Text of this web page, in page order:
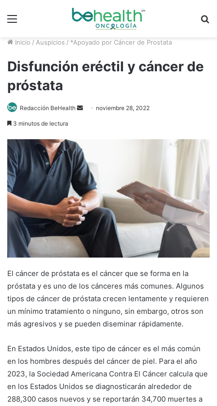
Menú
Inicio / Auspicios / *Apoyado por Cáncer de Prostata
Disfunción eréctil y cáncer de
próstata
Redacción BeHealth
Send noviembre 28, 2022
3 minutos de lectura
El cáncer de próstata es el cáncer que se forma en la
próstata y es uno de los cánceres más comunes. Algunos
tipos de cáncer de próstata crecen lentamente y requieren
un mínimo tratamiento o ninguno, sin embargo, otros son
más agresivos y se pueden diseminar rápidamente.
En Estados Unidos, este tipo de cáncer es el más común
en los hombres después del cáncer de piel. Para el año
2023, la Sociedad Americana Contra El Cáncer calcula que
en los Estados Unidos se diagnosticarán alrededor de
288,300 casos nuevos y se reportarán 34,700 muertes a